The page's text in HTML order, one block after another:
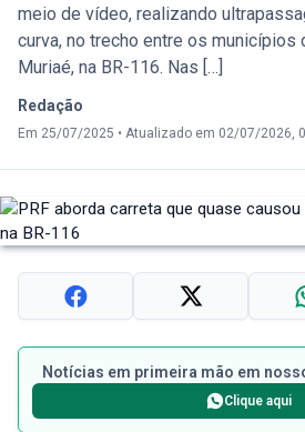
meio de vídeo, realizando
curva, no trecho entre os municípios
Muriaé, na BR-116. Nas […]
Redação
Em 25/07/2025 • Atualizado em 02/07/2026,
Notícias em primeira mão em
Clique aqui